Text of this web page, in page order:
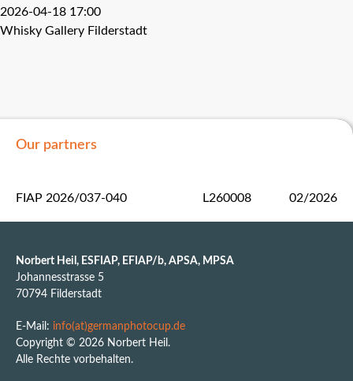
2026-04-18 17:00
Whisky Gallery Filderstadt
Our partners
FIAP 2026/037-040 L260008 02/2026
Norbert Heil, ESFIAP, EFIAP/b, APSA, MPSA
Johannesstrasse 5
70794 Filderstadt
E-Mail: info(at)germanphotocup.de
Copyright © 2026 Norbert Heil.
Alle Rechte vorbehalten.